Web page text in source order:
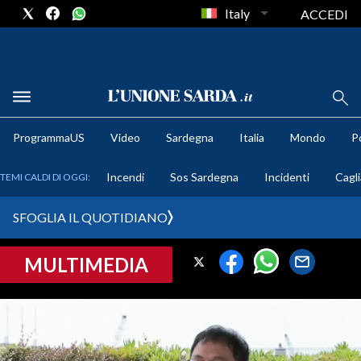
METEO
CRONACA SARDEGNA
PROVINCIA DI CAGLIARI
SULCIS IGLESIENTE
Italy ACCEDI
ProgrammaUS Video Sardegna Italia Mondo
TEMI CALDI DI OGGI: Incendi Sos Sardegna Incidenti
SFOGLIA IL QUOTIDIANO
MULTIMEDIA